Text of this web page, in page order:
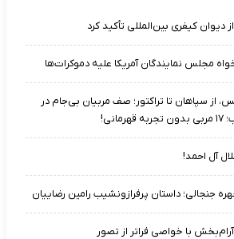
دیوان کیفری بین‌المللی تأکید کرد
مجلس نمایندگان آمریکا علیه دموکرات‌ها
از سپاهان تا تراکتور؛ صف مربیان بی‌جام در
آل احمد!
جنجالی؛ داستان پرفرازونشیب رامین رضاییان
با خواصی فراتر از تصور